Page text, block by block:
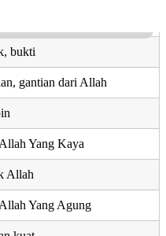
bukti
gantian dari Allah
Yang Kaya
Allah
Yang Agung